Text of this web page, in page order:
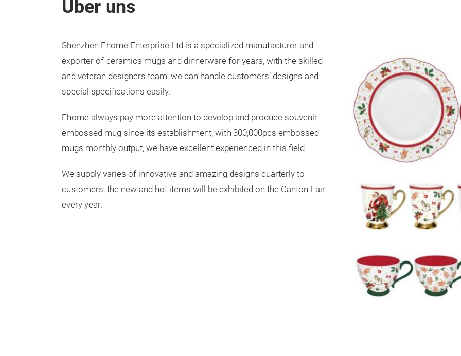
Über uns
Shenzhen Ehome Enterprise Ltd is a specialized manufacturer and
exporter of ceramics mugs and dinnerware for years, with the skilled
and veteran designers team, we can handle customers’ designs and
special specifications easily.
Ehome always pay more attention to develop and produce souvenir
embossed mug since its establishment, with 300,000pcs embossed
mugs monthly output, we have excellent experienced in this field.
We supply varies of innovative and amazing designs quarterly to
customers, the new and hot items will be exhibited on the Canton Fair
every year.